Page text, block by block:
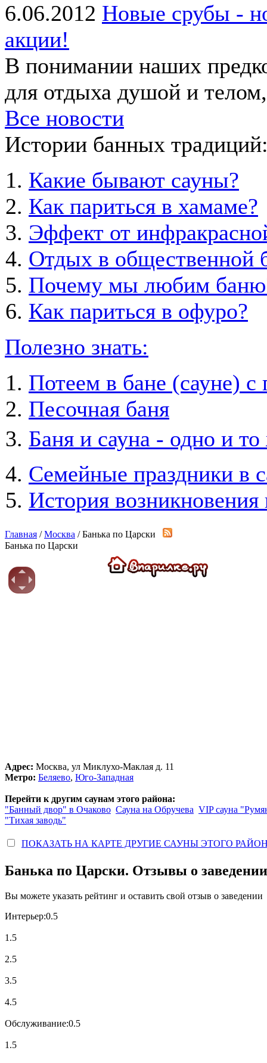
6.06.2012 Новые срубы -
акции!
В понимании наших
для отдыха душой и
Все новости
Истории банных
Какие бывают сауны?
Как париться в хамаме?
Эффект от
Отдых в общественной
Почему мы любим
Как париться в офуро?
Полезно знать:
Потеем в бане (сауне) с
Песочная баня
Баня и сауна - одно и
Семейные праздники в
История
Главная /Москва / Банька по Царски
Банька по Царски
Адрес: Москва, ул Миклухо-Маклая д. 11
Метро: Беляево, Юго-Западная
Перейти к другим саунам этого района:
"Банный двор" в Очаково Сауна на Обручева VIP сауна
"Тихая заводь"
ПОКАЗАТЬ НА КАРТЕ ДРУГИЕ САУНЫ ЭТОГО
Банька по Царски. Отзывы о
Вы можете указать рейтинг и оставить свой отзыв о заведении
Интерьер:0.5
1.5
2.5
3.5
4.5
Обслуживание:0.5
1.5